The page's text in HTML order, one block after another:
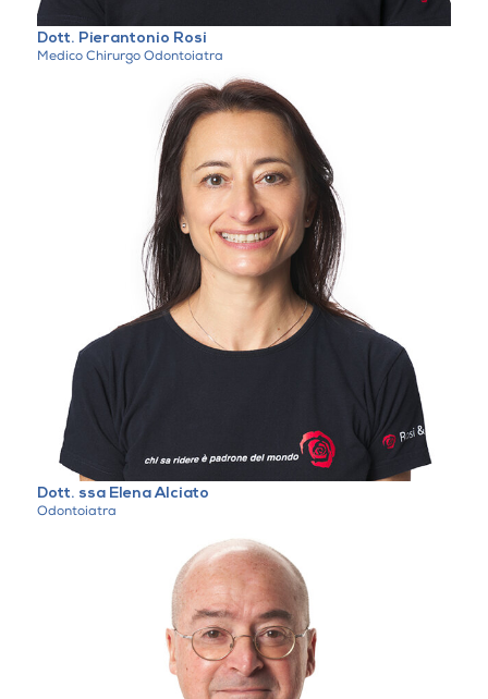
Dott. Pierantonio Rosi
Medico Chirurgo Odontoiatra
Dott. ssa Elena Alciato
Odontoiatra